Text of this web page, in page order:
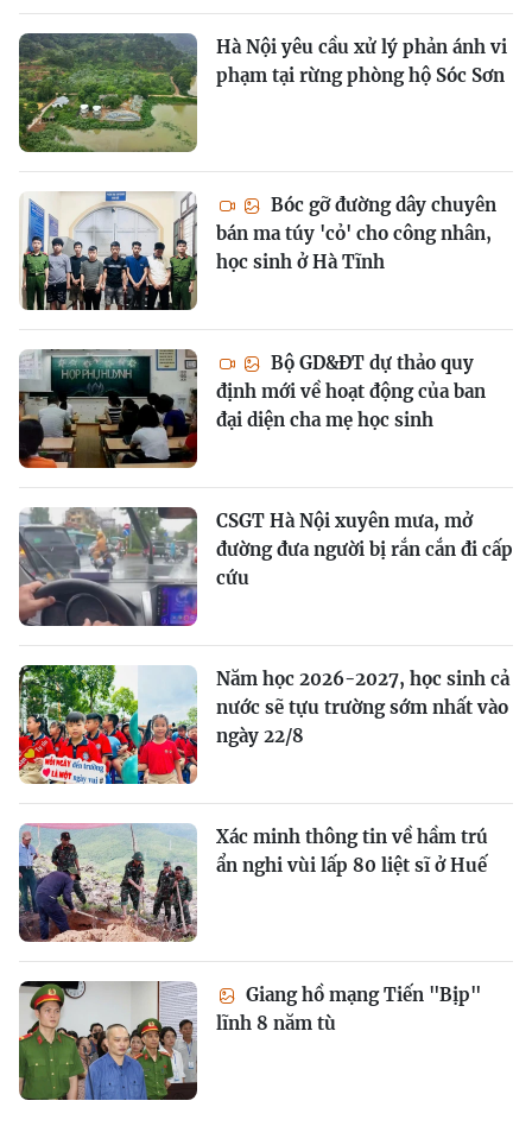
Hà Nội yêu cầu xử lý phản ánh vi
phạm tại rừng phòng hộ Sóc Sơn
Bóc gỡ đường dây chuyên
bán ma túy 'cỏ' cho công nhân,
học sinh ở Hà Tĩnh
Bộ GD&ĐT dự thảo quy
định mới về hoạt động của ban
đại diện cha mẹ học sinh
CSGT Hà Nội xuyên mưa, mở
đường đưa người bị rắn cắn đi cấp
cứu
Năm học 2026-2027, học sinh cả
nước sẽ tựu trường sớm nhất vào
ngày 22/8
Xác minh thông tin về hầm trú
ẩn nghi vùi lấp 80 liệt sĩ ở Huế
Giang hồ mạng Tiến "Bịp"
lĩnh 8 năm tù